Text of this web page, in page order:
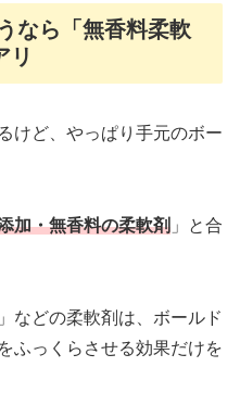
なら「無香料柔軟
リ
けど、やっぱり手元のボー
加・無香料の柔軟剤 」と合
などの柔軟剤は、ボールド
ふっくらさせる効果だけを